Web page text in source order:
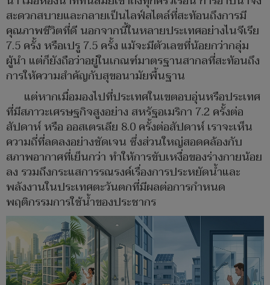
สะดวกสบายและกลายเป็นไลฟ์สไตล์ที่สะท้อนถึงการมี
คุณภาพชีวิตที่ดี นอกจากนี้ในหลายประเทศอย่างไนจีเรีย
7.5 ครั้ง หรือเปรู 7.5 ครั้ง แม้จะมีตัวเลขที่น้อยกว่ากลุ่ม
ผู้นำ แต่ก็ยังถือว่าอยู่ในเกณฑ์มาตรฐานสากลที่สะท้อนถึง
การให้ความสำคัญกับสุขอนามัยพื้นฐาน
แต่หากเมื่อมองไปที่ประเทศในเขตอบอุ่นหรือประเทศ
ที่มีสภาวะเศรษฐกิจสูงอย่าง สหรัฐอเมริกา 7.2 ครั้งต่อ
สัปดาห์ หรือ ออสเตรเลีย 8.0 ครั้งต่อสัปดาห์ เราจะเห็น
ความถี่ที่ลดลงอย่างชัดเจน ซึ่งส่วนใหญ่สอดคล้องกับ
สภาพอากาศที่เย็นกว่า ทำให้การขับเหงื่อของร่างกายน้อย
ลง รวมถึงกระแสการรณรงค์เรื่องการประหยัดน้ำและ
พลังงานในประเทศตะวันตกที่มีผลต่อการกำหนด
พฤติกรรมการใช้น้ำของประชากร